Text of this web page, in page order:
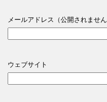
メールアドレス（公開されません
ウェブサイト